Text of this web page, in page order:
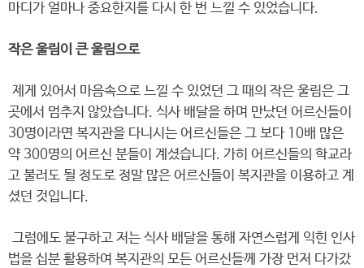
마디가 얼마나 중요한지를 다시 한 번 느낄 수 있었습니다.
작은 울림이 큰 울림으로
제게 있어서 마음속으로 느낄 수 있었던 그 때의 작은 울림은 그
곳에서 멈추지 않았습니다. 식사 배달을 하며 만났던 어르신들이
30명이라면 복지관을 다니시는 어르신들은 그 보다 10배 많은
약 300명의 어르신 분들이 계셨습니다. 가히 어르신들의 학교라
고 불러도 될 정도로 정말 많은 어르신들이 복지관을 이용하고 계
셨던 것입니다.
그럼에도 불구하고 저는 식사 배달을 통해 자연스럽게 익힌 인사
법을 십분 활용하여 복지관의 모든 어르신들께 가장 먼저 다가갔